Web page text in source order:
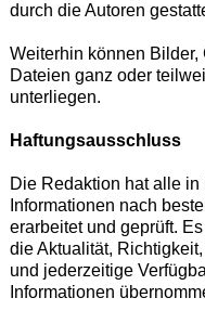
durch die Autoren
Weiterhin können Bilder,
Dateien ganz oder
unterliegen.
Haftungsausschluss
Die Redaktion hat alle
Informationen nach
erarbeitet und geprüft.
die Aktualität,
und jederzeitige
Informationen